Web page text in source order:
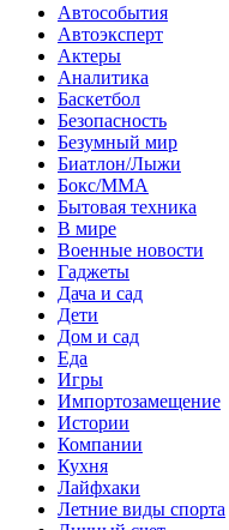
Автособытия
Автоэксперт
Актеры
Аналитика
Баскетбол
Безопасность
Безумный мир
Биатлон/Лыжи
Бокс/MMA
Бытовая техника
В мире
Военные новости
Гаджеты
Дача и сад
Дети
Дом и сад
Еда
Игры
Импортозамещение
Истории
Компании
Кухня
Лайфхаки
Летние виды спорта